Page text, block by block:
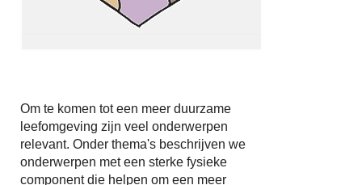
Om te komen tot een meer duurzame
leefomgeving zijn veel onderwerpen
relevant. Onder thema's beschrijven we
onderwerpen met een sterke fysieke
component die helpen om een meer